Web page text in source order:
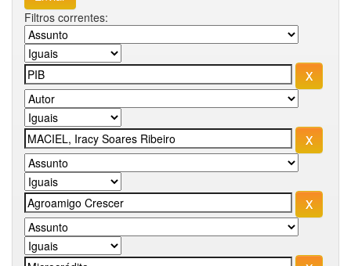
Filtros correntes: